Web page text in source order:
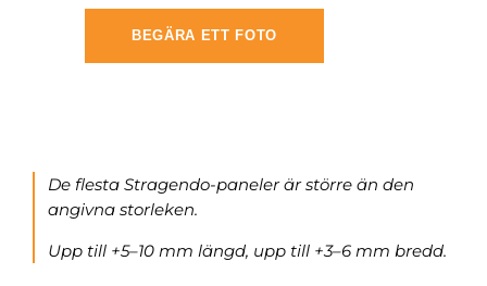
BEGÄRA ETT FOTO
De flesta Stragendo-paneler är större än den
angivna storleken.
Upp till +5–10 mm längd, upp till +3–6 mm bredd.